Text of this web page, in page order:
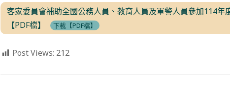
客家委員會補助全國公務人員、教育人員及軍警人員參加114年
【PDF檔】
下載【PDF檔】
Post Views: 212